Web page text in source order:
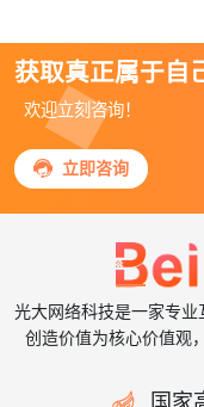
获取真正属于自
欢迎立刻咨询！
 立即咨询
光大网络科技是一家专
创造价值为核心价值观